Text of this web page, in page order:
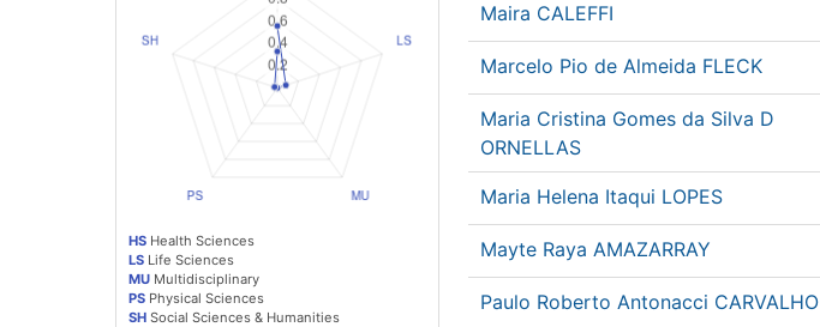
HS Health Sciences
LS Life Sciences
MU Multidisciplinary
PS Physical Sciences
SH Social Sciences & Humanities
Maira CALEFFI
Marcelo Pio de Almeida FLECK
Maria Cristina Gomes da Silva D
ORNELLAS
Maria Helena Itaqui LOPES
Mayte Raya AMAZARRAY
Paulo Roberto Antonacci CARVALHO